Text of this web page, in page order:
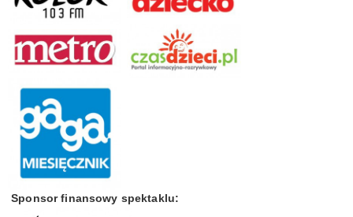
Sponsor finansowy spektaklu: